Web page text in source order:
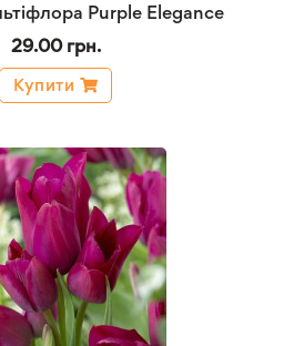
Purple Elegance
29.00 грн.
Купити